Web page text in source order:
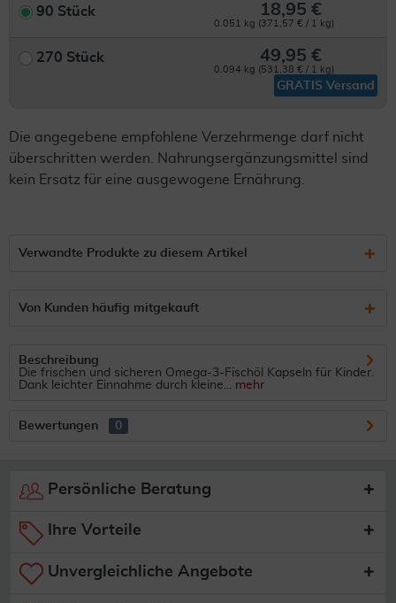
90 Stück 18,95 €
0.051 kg (371,57 € / 1 kg)
270 Stück 49,95 €
0.094 kg (531,38 € / 1 kg)
GRATIS Versand
Die angegebene empfohlene Verzehrmenge darf nicht
überschritten werden. Nahrungsergänzungsmittel sind
kein Ersatz für eine ausgewogene Ernährung.
Verwandte Produkte zu diesem Artikel
Von Kunden häufig mitgekauft
Beschreibung
Die frischen und sicheren Omega-3-Fischöl Kapseln für Kinder.
Dank leichter Einnahme durch kleine... mehr
Bewertungen 0
Persönliche Beratung
Ihre Vorteile
Unvergleichliche Angebote